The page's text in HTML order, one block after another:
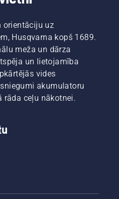
pārbaudiet
līmeni.
Iedarbiniet
motorzāģi
un
pārliecinieties,
ka ķēdes
bremze
dažu
orientāciju uz
Husqvarna kopš 1689.
meža un dārza
un lietojamība
vides
akumulatoru
rāda ceļu nākotnei.